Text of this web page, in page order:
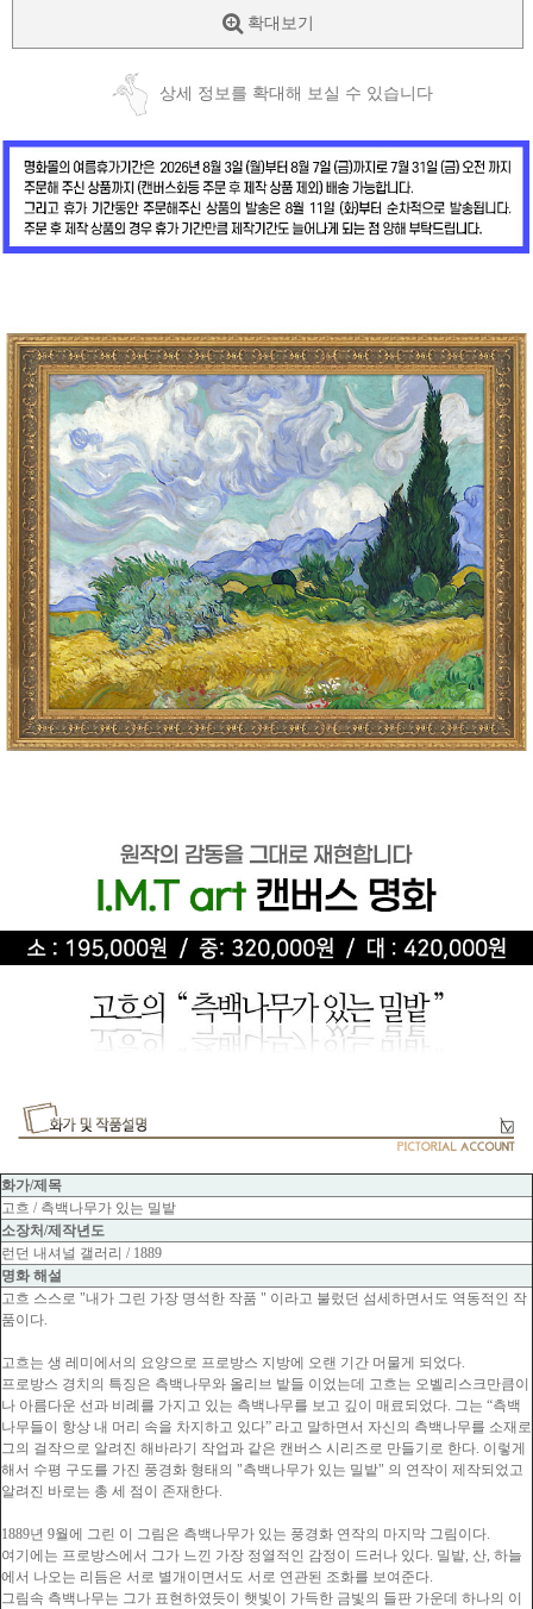
확대보기
상세 정보를 확대해 보실 수 있습니다
화가/제목
고흐 / 측백나무가 있는 밀밭
소장처/제작년도
런던 내셔널 갤러리 / 1889
명화 해설
고흐 스스로 "내가 그린 가장 명석한 작품 " 이라고 불렀던 섬세하면서도 역동적인 작
품이다.
고흐는 생 레미에서의 요양으로 프로방스 지방에 오랜 기간 머물게 되었다.
프로방스 경치의 특징은 측백나무와 올리브 밭들 이었는데 고흐는 오벨리스크만큼이
나 아름다운 선과 비례를 가지고 있는 측백나무를 보고 깊이 매료되었다. 그는 “측백
나무들이 항상 내 머리 속을 차지하고 있다” 라고 말하면서 자신의 측백나무를 소재로
그의 걸작으로 알려진 해바라기 작업과 같은 캔버스 시리즈로 만들기로 한다. 이렇게
해서 수평 구도를 가진 풍경화 형태의 "측백나무가 있는 밀밭" 의 연작이 제작되었고
알려진 바로는 총 세 점이 존재한다.
1889년 9월에 그린 이 그림은 측백나무가 있는 풍경화 연작의 마지막 그림이다.
여기에는 프로방스에서 그가 느낀 가장 정열적인 감정이 드러나 있다. 밀밭, 산, 하늘
에서 나오는 리듬은 서로 별개이면서도 서로 연관된 조화를 보여준다.
그림속 측백나무는 그가 표현하였듯이 햇빛이 가득한 금빛의 들판 가운데 하나의 이